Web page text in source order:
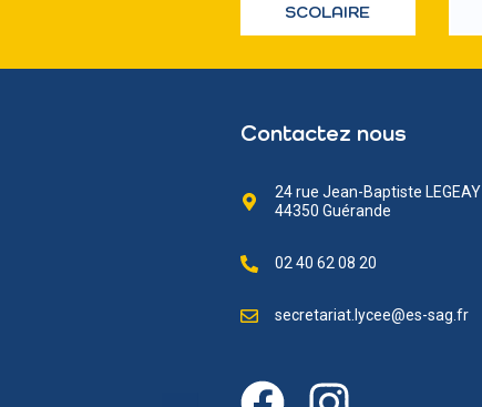
SCOLAIRE
Contactez nous
24 rue Jean-Baptiste LEGEAY
44350 Guérande
02 40 62 08 20
secretariat.lycee@es-sag.fr